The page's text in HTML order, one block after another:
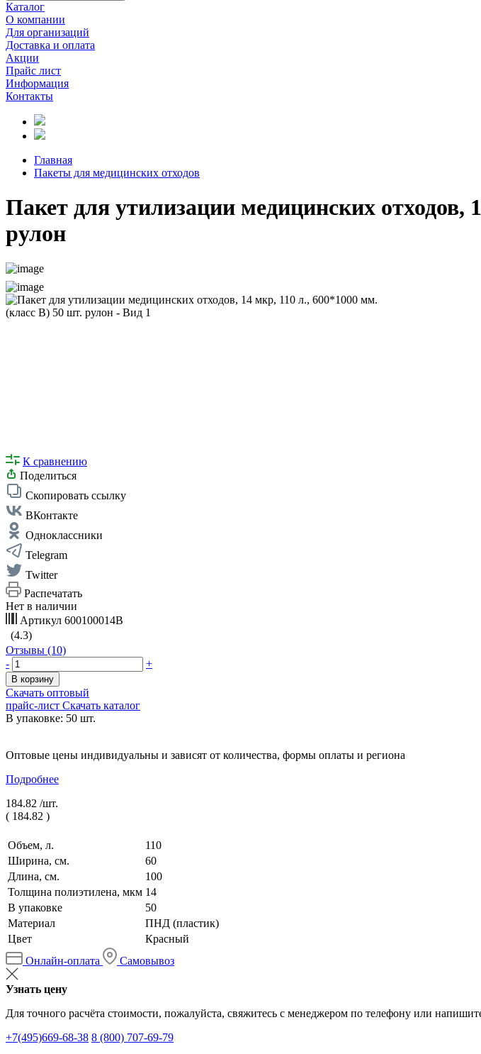
Каталог
О компании
Для организаций
Доставка и оплата
Акции
Прайс лист
Информация
Контакты
Главная
Пакеты для медицинских отходов
Пакет для утилизации медицинских
рулон
К сравнению
Поделиться
Скопировать ссылку
ВКонтакте
Одноклассники
Telegram
Twitter
Распечатать
Нет в наличии
Артикул 600100014В
(4.3)
Отзывы (10)
-
+
В корзину
Скачать оптовый
прайс-лист Скачать каталог
В упаковке: 50 шт.
Оптовые цены индивидуальны и зависят от количества, формы оплаты и региона
Подробнее
184.82 /шт.
( 184.82 )
Объем, л.
110
Ширина, см.
60
Длина, см.
100
Толщина полиэтилена, мкм 14
В упаковке
50
Материал
ПНД (пластик)
Цвет
Красный
Онлайн-оплата
Самовывоз
Узнать цену
Для точного расчёта стоимости, пожалуйста, свяжитесь с менеджером по телефону или
+7(495)669-68-38 8 (800) 707-69-79